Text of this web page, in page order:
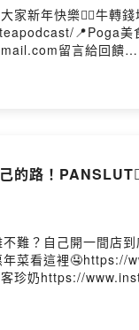
新年快樂👍🏻牛轉
📍Poga美
留言給回饋
的路！
難？自己開一間店
菜看這裡🤤https://
客珍奶https://
)小額贊助這邊請